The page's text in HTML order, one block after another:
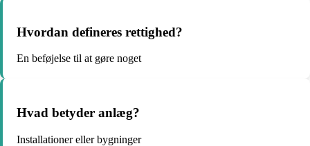
Hvordan defineres rettighed?
En beføjelse til at gøre noget
Hvad betyder anlæg?
Installationer eller bygninger